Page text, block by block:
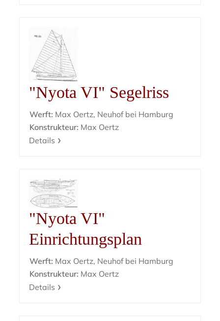
"Nyota VI" Segelriss
Werft: Max Oertz, Neuhof bei Hamburg
Konstrukteur: Max Oertz
Details
"Nyota VI"
Einrichtungsplan
Werft: Max Oertz, Neuhof bei Hamburg
Konstrukteur: Max Oertz
Details